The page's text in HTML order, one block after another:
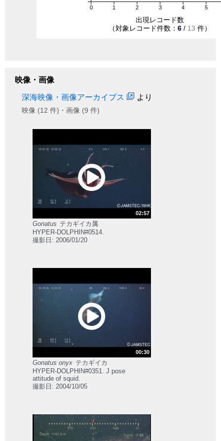
0 1 2 3 4 5
出現レコード数
（対象レコード件数： 6 / 13 件）
映像・画像
深海映像・画像アーカイブス より
映像 (12 件)・画像 (9 件)
02:57
Gonatus テカギイカ属
HYPER-DOLPHIN#0514.
撮影日: 2006/01/20
00:30
Gonatus onyx テカギイカ
HYPER-DOLPHIN#0351. J pose
attitude of squid.
撮影日: 2004/10/05